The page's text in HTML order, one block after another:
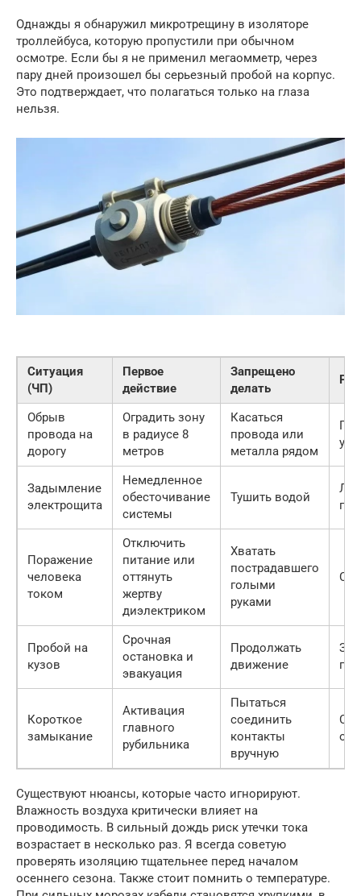
Однажды я обнаружил микротрещину в изоляторе
троллейбуса, которую пропустили при обычном
осмотре. Если бы я не применил мегаомметр, через
пару дней произошел бы серьезный пробой на корпус.
Это подтверждает, что полагаться только на глаза
нельзя.
Ситуация
(ЧП)
Первое
действие
Запрещено
делать
Обрыв
провода на
дорогу
Оградить зону
в радиусе 8
метров
Касаться
провода или
металла рядом
Задымление
электрощита
Немедленное
обесточивание
системы
Тушить водой
Поражение
человека
током
Отключить
питание или
оттянуть
жертву
диэлектриком
Хватать
пострадавшего
голыми
руками
Пробой на
кузов
Срочная
остановка и
эвакуация
Продолжать
движение
Короткое
замыкание
Активация
главного
рубильника
Пытаться
соединить
контакты
вручную
Существуют нюансы, которые часто игнорируют.
Влажность воздуха критически влияет на
проводимость. В сильный дождь риск утечки тока
возрастает в несколько раз. Я всегда советую
проверять изоляцию тщательнее перед началом
осеннего сезона. Также стоит помнить о температуре.